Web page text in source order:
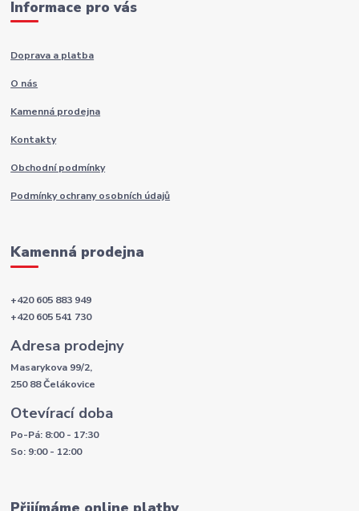
Informace pro vás
Doprava a platba
O nás
Kamenná prodejna
Kontakty
Obchodní podmínky
Podmínky ochrany osobních údajů
Kamenná prodejna
+420 605 883 949
+420 605 541 730
Adresa prodejny
Masarykova 99/2,
250 88 Čelákovice
Otevírací doba
Po-Pá: 8:00 - 17:30
So: 9:00 - 12:00